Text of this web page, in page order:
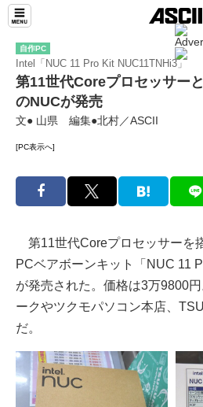
自作PC
Intel「NUC 11 Pro Kit NUC11TNHi3」
第11世代Coreプロセッサー
のNUCが発売
文● 山県 編集●北村／ASCII
[PC表示へ]
第11世代Coreプロセッサーを
PCベアボーンキット「NUC 11
が発売された。価格は3万9800
ークやツクモパソコン本店、
だ。